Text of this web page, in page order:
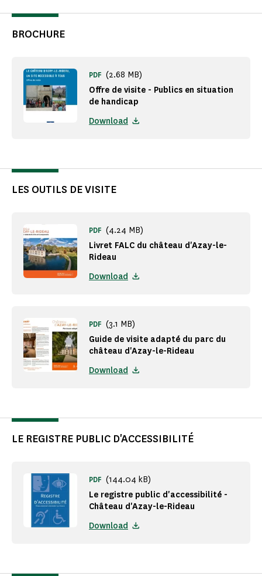
BROCHURE
Offre de visite - Publics en situation
de handicap
PDF (2.68 MB)
Download
LES OUTILS DE VISITE
Livret FALC du château d'Azay-le-
Rideau
PDF (4.24 MB)
Download
Guide de visite adapté du parc du
château d'Azay-le-Rideau
PDF (3.1 MB)
Download
LE REGISTRE PUBLIC D'ACCESSIBILITÉ
Le registre public d'accessibilité -
Château d'Azay-le-Rideau
PDF (144.04 kB)
Download